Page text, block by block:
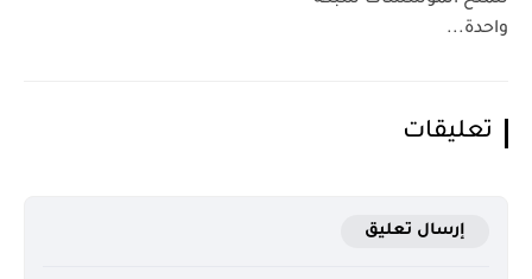
واحدة...
تعليقات
إرسال تعليق